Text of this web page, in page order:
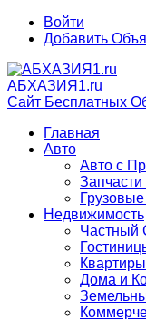
Войти
Добавить
АБХАЗИЯ1.ru
Сайт Бесплатных
Главная
Авто
Авто с
Недвижимость
Частный
Квартиры
Дома и